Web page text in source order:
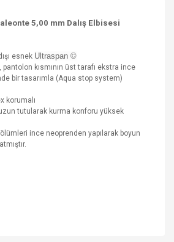
5,00 mm Dalış Elbisesi
esnek Ultraspan ©
kısmının üst tarafı ekstra ince
bir tasarımla (Aqua stop system)
korumalı
uzun tutularak kurma konforu yüksek
ince neoprenden yapılarak boyun